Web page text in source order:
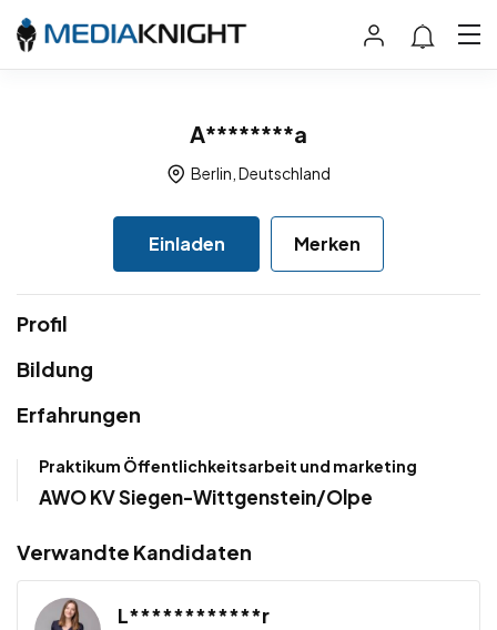
A********a
Berlin, Deutschland
Einladen Merken
Profil
Bildung
Erfahrungen
Praktikum Öffentlichkeitsarbeit und marketing
AWO KV Siegen-Wittgenstein/Olpe
Verwandte Kandidaten
L************r